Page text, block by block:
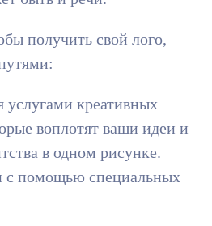
получить свой лого,
услугами креативных
воплотят ваши идеи и
в одном рисунке.
с помощью специальных